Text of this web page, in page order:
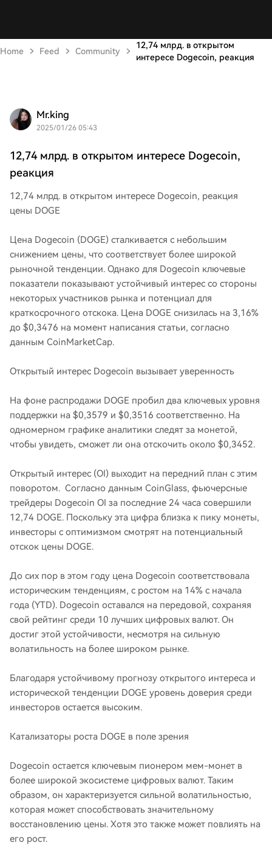
Home Feed Community
12,74 млрд. в открытом
интересе Dogecoin, реакция
Mr.king
2025/01/26 05:43
12,74 млрд. в открытом интересе Dogecoin,
реакция
12,74 млрд. в открытом интересе Dogecoin, реакция
цены DOGE
Цена Dogecoin (DOGE) сталкивается с небольшим
снижением цены, что соответствует более широкой
рыночной тенденции. Однако для Dogecoin ключевые
показатели показывают устойчивый интерес со стороны
некоторых участников рынка и потенциал для
краткосрочного отскока. Цена DOGE снизилась на 3,16%
до $0,3476 на момент написания статьи, согласно
данным CoinMarketCap.
Открытый интерес Dogecoin вызывает уверенность
На фоне распродажи DOGE пробил два ключевых уровня
поддержки на $0,3579 и $0,3516 соответственно. На
одномерном графике аналитики следят за монетой,
чтобы увидеть, сможет ли она отскочить около $0,3452.
Открытый интерес (OI) выходит на передний план с этим
поворотом. Согласно данным CoinGlass, фьючерсные
трейдеры Dogecoin OI за последние 24 часа совершили
12,74 DOGE. Поскольку эта цифра близка к пику монеты,
инвесторы с оптимизмом смотрят на потенциальный
отскок цены DOGE.
До сих пор в этом году цена Dogecoin соответствовала
историческим тенденциям, с ростом на 14% с начала
года (YTD). Dogecoin оставался на передовой, сохраняя
свой рейтинг среди 10 лучших цифровых валют. Он
достиг этой устойчивости, несмотря на сильную
волатильность на более широком рынке.
Благодаря устойчивому прогнозу открытого интереса и
исторической тенденции DOGE уровень доверия среди
инвесторов остается высоким.
Катализаторы роста DOGE в поле зрения
Dogecoin остается ключевым пионером мем-монет в
более широкой экосистеме цифровых валют. Таким
образом, он характеризуется сильной волатильностью,
которая может способствовать значительному
восстановлению цены. Хотя это также может повлиять на
его рост.